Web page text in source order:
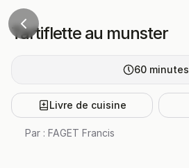
Tartiflette au munster
60 minutes
Livre de cuisine
Par : FAGET Francis